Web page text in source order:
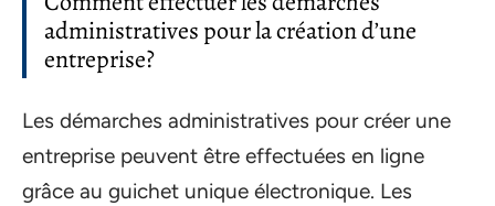
administratives pour la création d’une
entreprise?
Les démarches administratives pour créer une
entreprise peuvent être effectuées en ligne
grâce au guichet unique électronique. Les